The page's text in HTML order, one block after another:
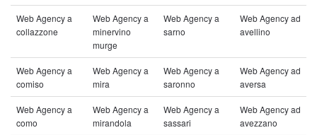
Web Agency a
collazzone
Web Agency a
minervino
murge
Web Agency a
sarno
Web Agency ad
avellino
Web Agency a
comiso
Web Agency a
mira
Web Agency a
saronno
Web Agency ad
aversa
Web Agency a
como
Web Agency a
mirandola
Web Agency a
sassari
Web Agency ad
avezzano